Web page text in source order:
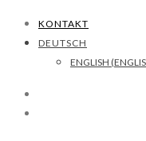
KONTAKT
DEUTSCH
ENGLISH (